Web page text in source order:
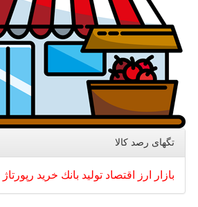
تگهای رصد كالا
بازار ارز اقتصاد تولید بانك خرید رپورتاژ